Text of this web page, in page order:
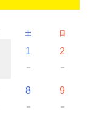
土 日
1
－
2
－
8
－
9
－